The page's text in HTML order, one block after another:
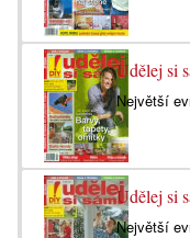
Udělej si
Největší
Udělej si
Největší